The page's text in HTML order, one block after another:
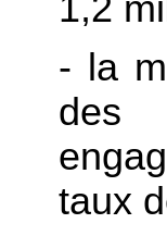
- la
des
taux